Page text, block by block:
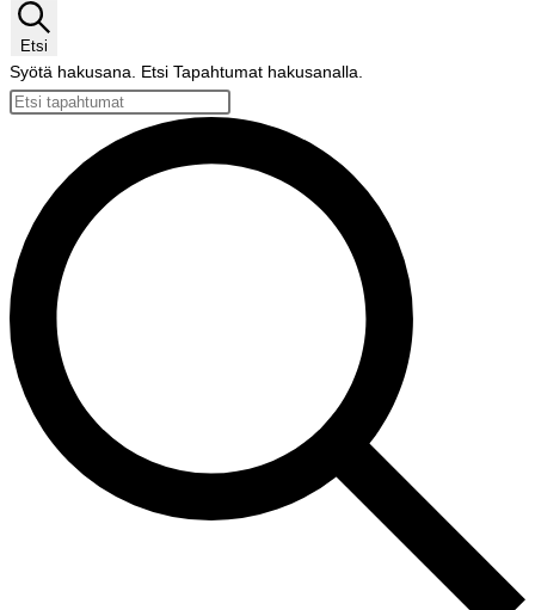
Etsi
Syötä hakusana. Etsi Tapahtumat hakusanalla.